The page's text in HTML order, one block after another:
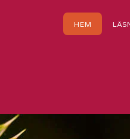
HEM